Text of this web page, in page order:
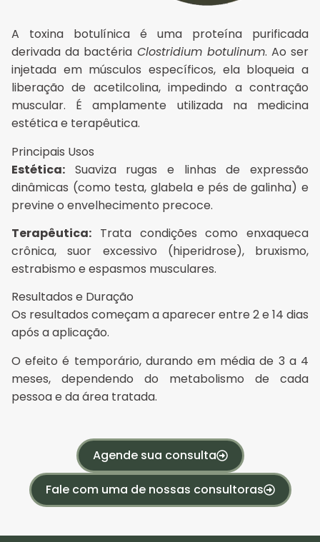
A toxina botulínica é uma proteína purificada
derivada da bactéria Clostridium botulinum. Ao ser
injetada em músculos específicos, ela bloqueia a
liberação de acetilcolina, impedindo a contração
muscular. É amplamente utilizada na medicina
estética e terapêutica.
Principais Usos
Estética: Suaviza rugas e linhas de expressão
dinâmicas (como testa, glabela e pés de galinha) e
previne o envelhecimento precoce.
Terapêutica: Trata condições como enxaqueca
crônica, suor excessivo (hiperidrose), bruxismo,
estrabismo e espasmos musculares.
Resultados e Duração
Os resultados começam a aparecer entre 2 e 14 dias
após a aplicação.
O efeito é temporário, durando em média de 3 a 4
meses, dependendo do metabolismo de cada
pessoa e da área tratada.
Agende sua consulta
Fale com uma de nossas consultoras